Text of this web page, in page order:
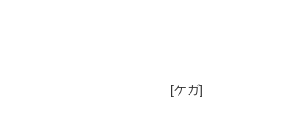
[ケガ]